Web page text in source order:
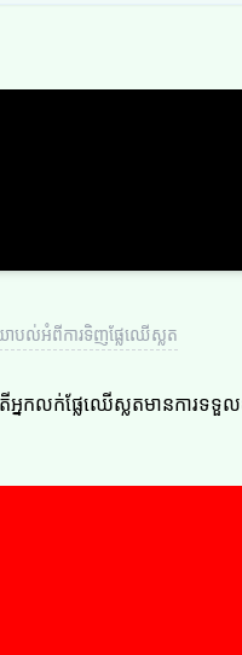
ល់អំពីការទិញផ្លែឈើស្លត
ើអ្នកលក់ផ្លែឈើស្លតមានក